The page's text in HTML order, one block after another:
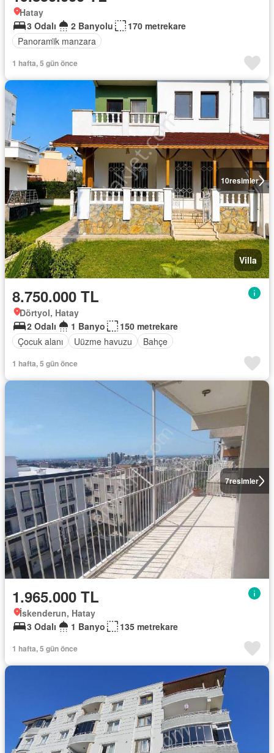
Hatay
3 Odalı
2 Banyolu
170 metrekare
Panorami̇k manzara
1 hafta, 5 gün önce
10resimler
Villa
8.750.000 TL
Dörtyol, Hatay
2 Odalı
1 Banyo
150 metrekare
Çocuk alanı
Uüzme havuzu Bahçe
1 hafta, 5 gün önce
7resimler
1.965.000 TL
İskenderun, Hatay
3 Odalı
1 Banyo 135 metrekare
1 hafta, 5 gün önce